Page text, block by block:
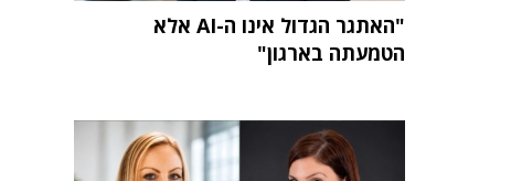
"האתגר הגדול אינו ה-AI אלא
הטמעתה בארגון"